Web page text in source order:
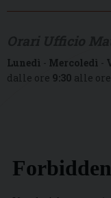
Lunedì - Mercoledì -
dalle ore 9:30 alle ore